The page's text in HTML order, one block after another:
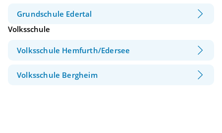
Grundschule Edertal
Volksschule
Volksschule Hemfurth/Edersee
Volksschule Bergheim